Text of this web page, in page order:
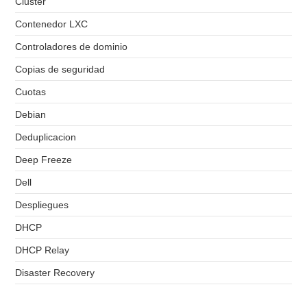
Contenedor LXC
Controladores de dominio
Copias de seguridad
Cuotas
Debian
Deduplicacion
Deep Freeze
Dell
Despliegues
DHCP
DHCP Relay
Disaster Recovery